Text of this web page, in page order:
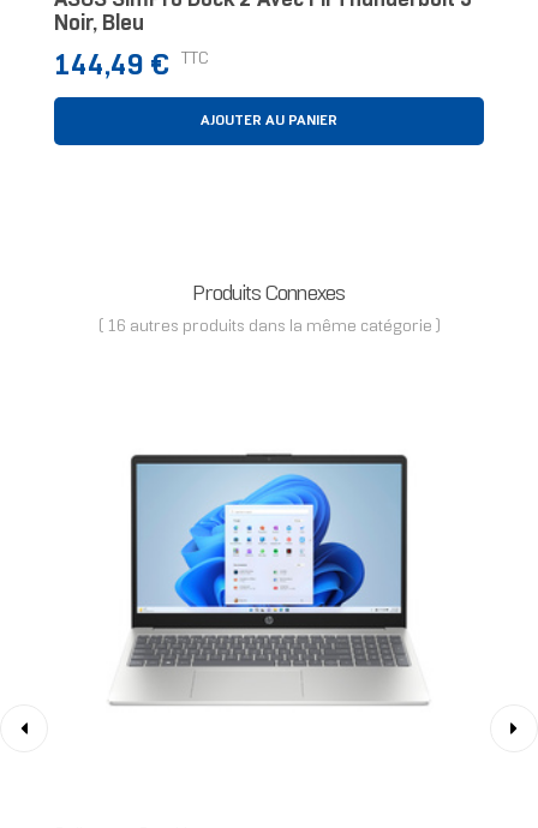
Noir, Bleu
Prix
144,49 € TTC
AJOUTER AU PANIER
Produits Connexes
( 16 autres produits dans la même catégorie )